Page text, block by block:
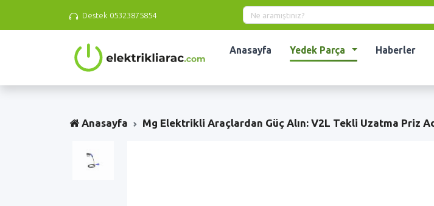
Destek 05323875854
Anasayfa Yedek Parça Haberler
Anasayfa Mg Elektrikli Araçlardan Güç Alın: V2L Tekli Uzatma Priz